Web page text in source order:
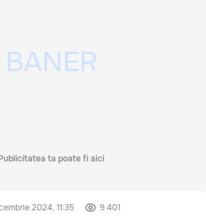
ta poate fi aici
2024, 11:35 9 401